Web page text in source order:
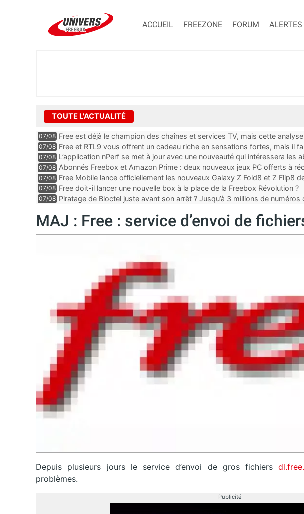
ACCUEIL FREEZONE FORUM
TOUTE L'ACTUALITÉ
07/08 Free est déjà le champion des chaînes et services TV, mais cette analyse
encore au moin...
07/08 Free et RTL9 vous offrent un cadeau riche en sensations fortes, mais il
l’obtenir
07/08 L’application nPerf se met à jour avec une nouveauté qui intéressera les
Mobile, Orange, SFR ...
07/08 Abonnés Freebox et Amazon Prime : deux nouveaux jeux PC offerts à
07/08 Free Mobile lance officiellement les nouveaux Galaxy Z Fold8 et Z Flip8
des promos et des cadeaux
07/08 Free doit-il lancer une nouvelle box à la place de la Freebox Révolution ?
07/08 Piratage de Bloctel juste avant son arrêt ? Jusqu’à 3 millions de numéros
MAJ : Free : service d’envoi de
Depuis plusieurs jours le service d’envoi de gros fichiers
problèmes.
Publicité